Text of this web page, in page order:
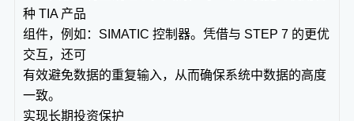
种 TIA 产品
组件，例如：SIMATIC 控制器。凭借与 STEP 7 的更优
交互，还可
有效避免数据的重复输入，从而确保系统中数据的高度
一致。
实现长期投资保护